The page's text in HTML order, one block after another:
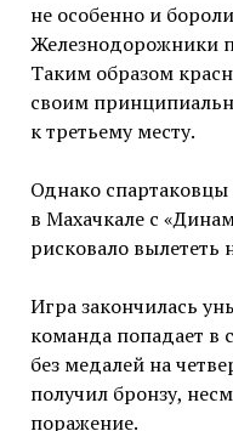
не особенно и
Железнодорожники
Таким образом
своим
к третьему месту.
Однако
в Махачкале с
рисковало
Игра закончилась
команда попадает в
без медалей на
получил бронзу,
поражение.